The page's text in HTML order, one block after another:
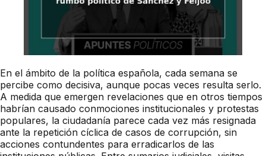
En el ámbito de la política española, cada semana se
percibe como decisiva, aunque pocas veces resulta serlo.
A medida que emergen revelaciones que en otros tiempos
habrían causado conmociones institucionales y protestas
populares, la ciudadanía parece cada vez más resignada
ante la repetición cíclica de casos de corrupción, sin
acciones contundentes para erradicarlos de las